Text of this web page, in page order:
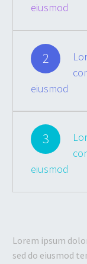
eiusmod
2
eiusmod
3
eiusmod
Lorem ipsum
sed do eiusmod